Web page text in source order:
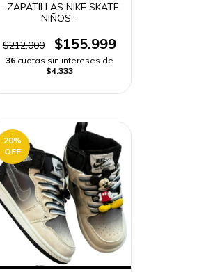
- ZAPATILLAS NIKE SKATE
NIÑOS -
$212.000 $155.999
36 cuotas sin intereses de
$4.333
20%
OFF